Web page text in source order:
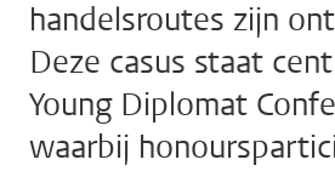
handelsroutes zijn
Deze casus staat
Young Diplomat
waarbij